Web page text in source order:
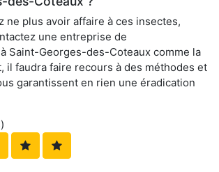
ne plus avoir affaire à ces insectes,
une entreprise de
Saint-Georges-des-Coteaux comme la
il faudra faire recours à des méthodes et
garantissent en rien une éradication